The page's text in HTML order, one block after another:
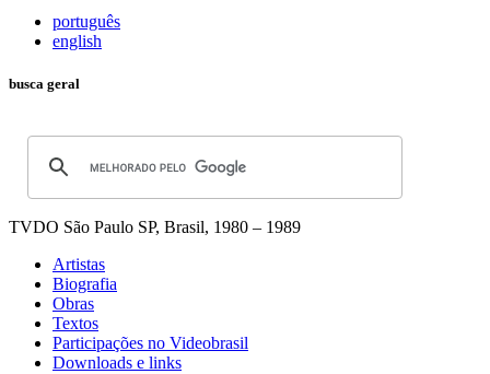
português
english
busca geral
TVDO São Paulo SP, Brasil, 1980 – 1989
Artistas
Biografia
Obras
Textos
Participações no Videobrasil
Downloads e links